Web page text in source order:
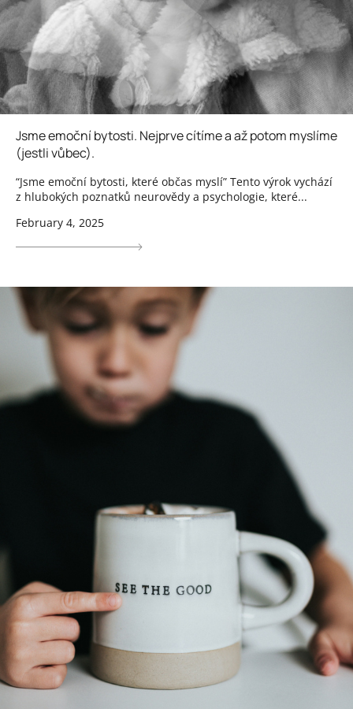
Jsme emoční bytosti. Nejprve cítíme a až potom myslíme
(jestli vůbec).
“Jsme emoční bytosti, které občas myslí” Tento výrok vychází
z hlubokých poznatků neurovědy a psychologie, které...
February 4, 2025